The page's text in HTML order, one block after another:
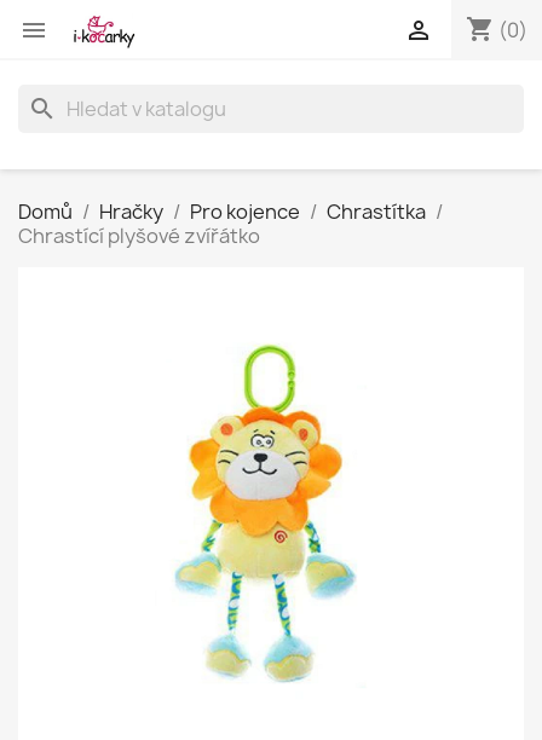
 shopping_cart (0)

search
Domů Hračky Pro kojence
Chrastítka
Chrastící plyšové zvířátko